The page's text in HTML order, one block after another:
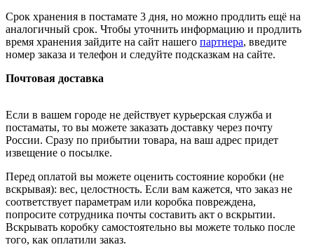
Срок хранения в постамате 3 дня, но можно продлить ещё на
аналогичный срок. Чтобы уточнить информацию и продлить
время хранения зайдите на сайт нашего партнера, введите
номер заказа и телефон и следуйте подсказкам на сайте.
Почтовая доставка
Если в вашем городе не действует курьерская служба и
постаматы, то вы можете заказать доставку через почту
России. Сразу по прибытии товара, на ваш адрес придет
извещение о посылке.
Перед оплатой вы можете оценить состояние коробки (не
вскрывая): вес, целостность. Если вам кажется, что заказ не
соответствует параметрам или коробка повреждена,
попросите сотрудника почты составить акт о вскрытии.
Вскрывать коробку самостоятельно вы можете только после
того, как оплатили заказ.